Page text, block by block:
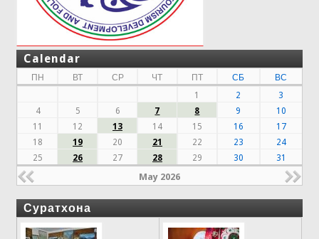
Calendar
ПН ВТ СР ЧТ ПТ СБ
ВС
1
2
3
4
5 6 7 8 9
10
11
12 13 14 15 16
17
18
19 20 21 22 23
24
25
26 27 28 29 30 31
May 2026
Суратхона